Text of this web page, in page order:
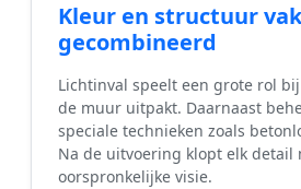
Kleur en structuur
gecombineerd
Lichtinval speelt een grote rol
de muur uitpakt. Daarnaast
speciale technieken zoals
Na de uitvoering klopt elk detail
oorspronkelijke visie.